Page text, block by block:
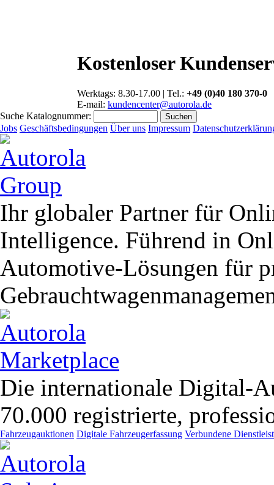
Kostenloser
Werktags: 8.30-17.00 | Tel.: +49 (0)40 180 370-0
E-mail: kundencenter@autorola.de
Suche Katalognummer:
Jobs Geschäftsbedingungen Über uns Impressum
Ihr globaler Partner für
Intelligence. Führend in
Automotive-Lösungen für
Die internationale Digital-
70.000 registrierte,
Fahrzeugauktionen Digitale Fahrzeugerfassung Verbundene